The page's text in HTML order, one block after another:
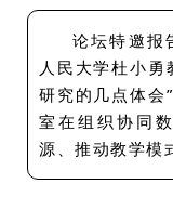
论坛特邀报
人民大学杜小勇
研究的几点体会
室在组织协同
源、推动教学模